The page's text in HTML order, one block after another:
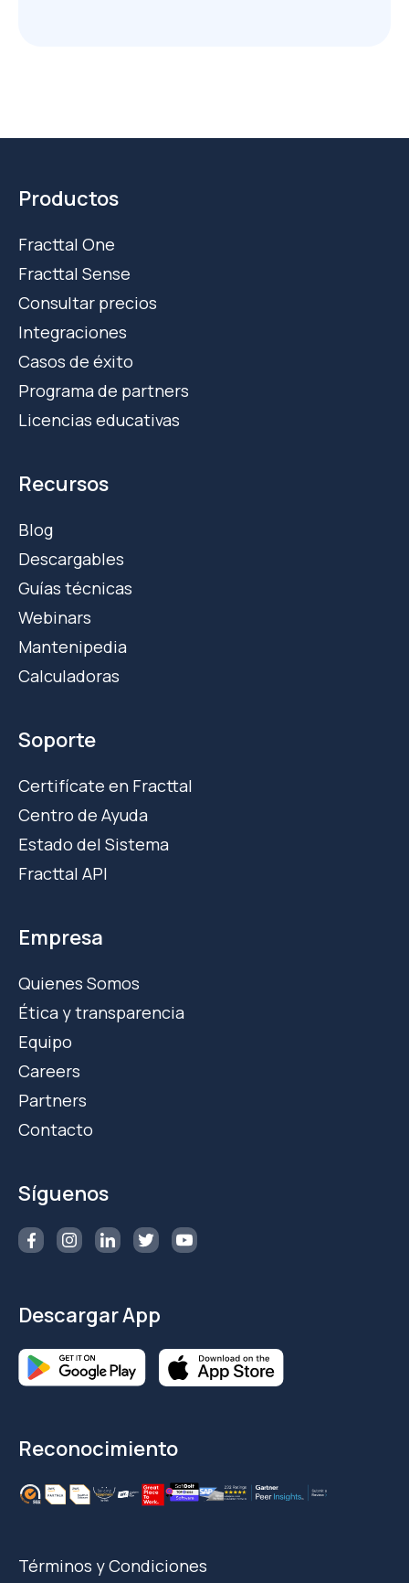
Productos
Fracttal One
Fracttal Sense
Consultar precios
Integraciones
Casos de éxito
Programa de partners
Licencias educativas
Recursos
Blog
Descargables
Guías técnicas
Webinars
Mantenipedia
Calculadoras
Soporte
Certifícate en Fracttal
Centro de Ayuda
Estado del Sistema
Fracttal API
Empresa
Quienes Somos
Ética y transparencia
Equipo
Careers
Partners
Contacto
Síguenos
Descargar App
Reconocimiento
Términos y Condiciones